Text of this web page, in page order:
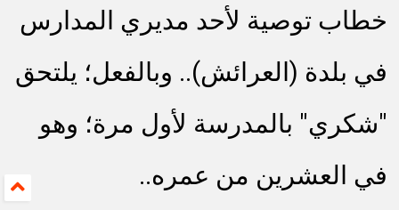
خطاب توصية لأحد مديري المدارس
في بلدة (العرائش).. وبالفعل؛ يلتحق
"شكري" بالمدرسة لأول مرة؛ وهو
في العشرين من عمره..